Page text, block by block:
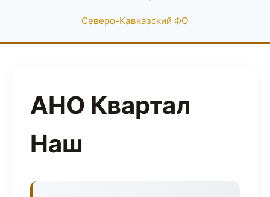
Северо-Кавказский ФО
АНО Квартал
Наш